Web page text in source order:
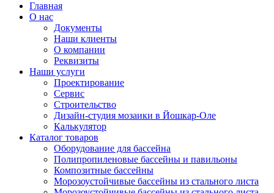
Главная
О нас
Документы
Наши клиенты
О компании
Реквизиты
Наши услуги
Проектирование
Сервис
Строительство
Дизайн-студия мозаики в Йошкар-Оле
Калькулятор
Каталог товаров
Оборудование для бассейна
Полипропиленовые бассейны и павильоны
Композитные бассейны
Морозоустойчивые бассейны из стального листа